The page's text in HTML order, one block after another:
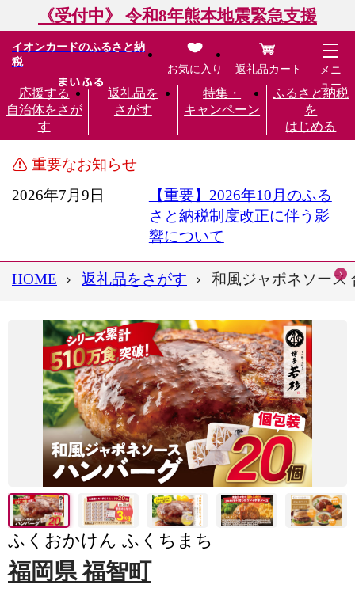
《受付中》 令和8年熊本地震緊急支援
イオンカードのふるさと納
税
応援する
自治体をさが
す
返礼品を
さがす
特集・
キャンペーン
ふるさと納税
を
はじめる
お気に入り 返礼品カート
メニ
ュー
重要なお知らせ
2026年7月9日
【重要】2026年10月のふる
さと納税制度改正に伴う影
響について
HOME 返礼品をさがす 和風ジャポネソース
ふくおかけん ふくちまち
福岡県 福智町